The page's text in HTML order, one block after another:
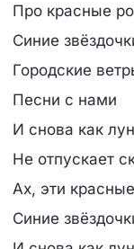
Про красные
Синие
Городские
Песни с нами
И снова как
Не отпускает
Ах, эти
Синие